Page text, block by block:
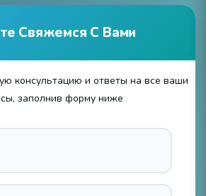
Свяжемся С Вами
консультацию и ответы на все ваши
заполнив форму ниже